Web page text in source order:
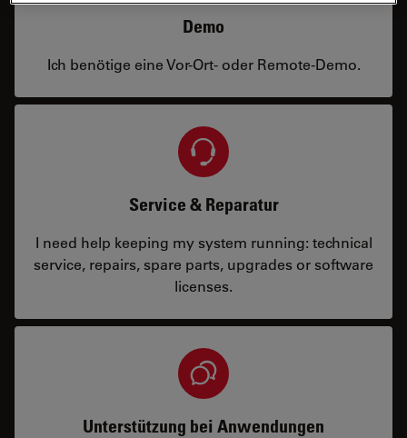
Demo
Ich benötige eine Vor-Ort- oder Remote-Demo.
Service & Reparatur
I need help keeping my system running: technical
service, repairs, spare parts, upgrades or software
licenses.
Unterstützung bei Anwendungen